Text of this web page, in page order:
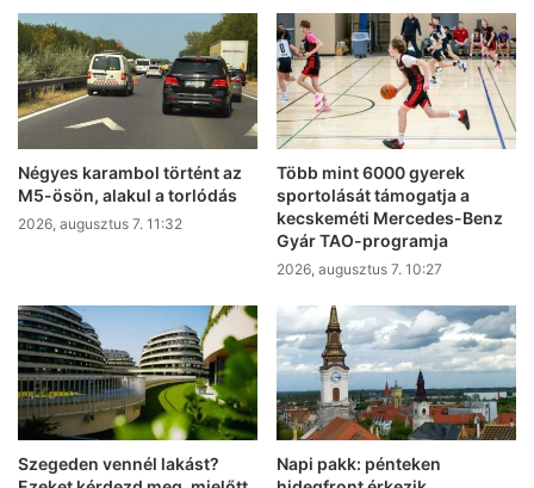
Kecskeméten
Négyes karambol történt az
M5-ösön, alakul a torlódás
2026, augusztus 7. 11:32
Több mint 6000 gyerek
sportolását támogatja a
kecskeméti Mercedes-Benz
Gyár TAO-programja
2026, augusztus 7. 10:27
Szegeden vennél lakást?
Napi pakk: pénteken